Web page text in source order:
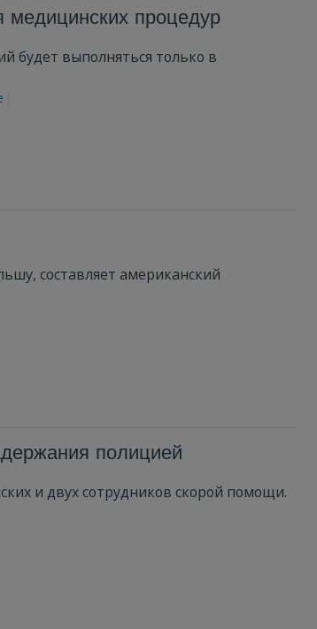
медицинских процедур
будет выполняться только в
составляет американский
полицией
и двух сотрудников скорой помощи.